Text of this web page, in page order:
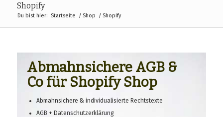
Shopify
Du bist hier: Startseite / Shop / Shopify
Abmahnsichere AGB &
Co für Shopify Shop
Abmahnsichere & individualisierte Rechtstexte
AGB + Datenschutzerklärung